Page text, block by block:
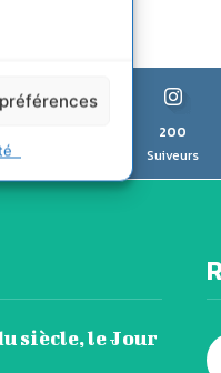
200
Suiveurs
siècle, le Jour